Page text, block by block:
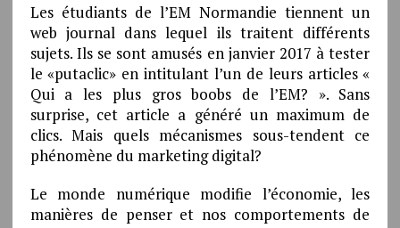
Les étudiants de l’EM Normandie tiennent un
web journal dans lequel ils traitent différents
sujets. Ils se sont amusés en janvier 2017 à tester
le «putaclic» en intitulant l’un de leurs articles «
Qui a les plus gros boobs de l’EM? ». Sans
surprise, cet article a généré un maximum de
clics. Mais quels mécanismes sous-tendent ce
phénomène du marketing digital?
Le monde numérique modifie l’économie, les
manières de penser et nos comportements de